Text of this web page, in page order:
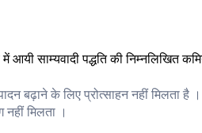
साम्यवादी पद्धति की निम्नलिखित
बढ़ाने के लिए प्रोत्साहन नहीं मिलता है ।
मिलता ।